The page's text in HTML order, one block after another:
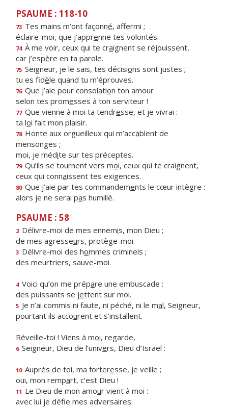
PSAUME : 118-10
73 Tes mains m’ont façonné, affermi ;
éclaire-moi, que j’apprenne tes volontés.
74 À me voir, ceux qui te craignent se réjouissent,
car j’espère en ta parole.
75 Seigneur, je le sais, tes décisions sont justes ;
tu es fidèle quand tu m’éprouves.
76 Que j’aie pour consolation ton amour
selon tes promesses à ton serviteur !
77 Que vienne à moi ta tendresse, et je vivrai :
ta loi fait mon plaisir.
78 Honte aux orgueilleux qui m’accablent de
mensonges ;
moi, je médite sur tes préceptes.
79 Qu’ils se tournent vers moi, ceux qui te craignent,
ceux qui connaissent tes exigences.
80 Que j’aie par tes commandements le cœur intègre :
alors je ne serai pas humilié.
PSAUME : 58
2 Délivre-moi de mes ennemis, mon Dieu ;
de mes agresseurs, protège-moi.
3 Délivre-moi des hommes criminels ;
des meurtriers, sauve-moi.
4 Voici qu’on me prépare une embuscade :
des puissants se jettent sur moi.
5 Je n’ai commis ni faute, ni péché, ni le mal, Seigneur,
pourtant ils accourent et s’installent.
Réveille-toi ! Viens à moi, regarde,
6 Seigneur, Dieu de l’univers, Dieu d’Israël :
10 Auprès de toi, ma forteresse, je veille ;
oui, mon rempart, c’est Dieu !
11 Le Dieu de mon amour vient à moi :
avec lui je défe mes adversaires.